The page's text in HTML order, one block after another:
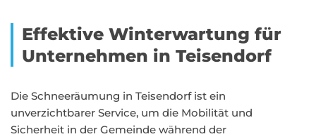
Effektive Winterwartung für
Unternehmen in Teisendorf
Die Schneeräumung in Teisendorf ist ein
unverzichtbarer Service, um die Mobilität und
Sicherheit in der Gemeinde während der